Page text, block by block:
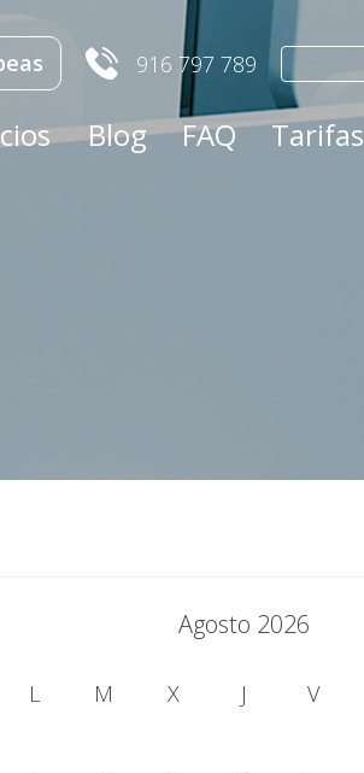
916 797 789
Blog FAQ Tarifas
Agosto 2026
L M X J V